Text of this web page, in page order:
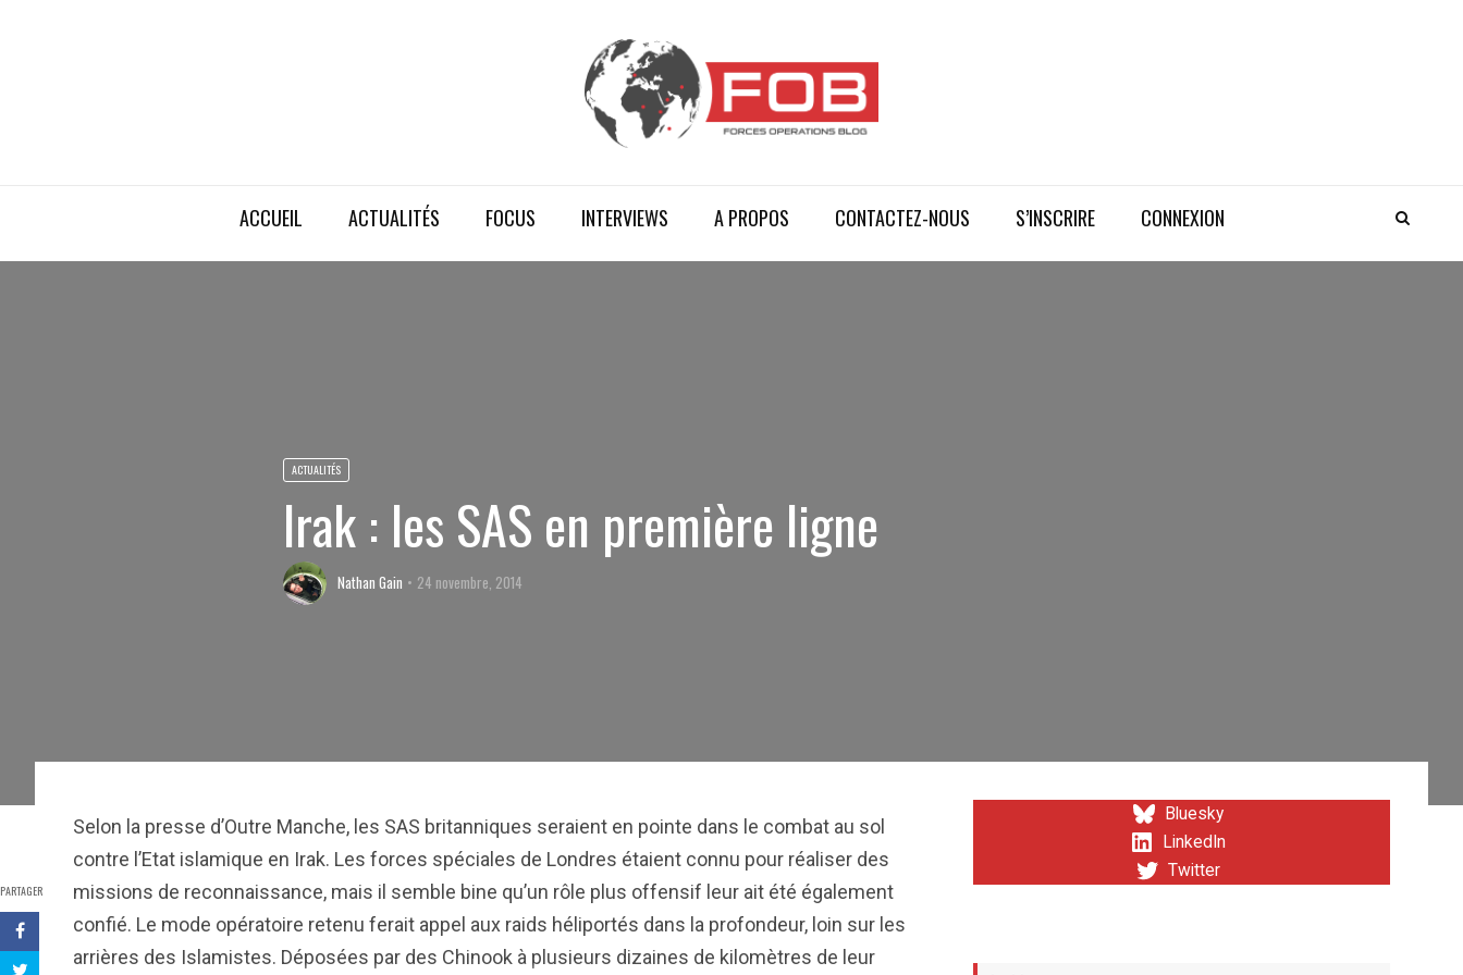
ACCUEIL ACTUALITÉS FOCUS INTERVIEWS A PROPOS CONTACTEZ-NOUS S’INSCRIRE CONNEXION
ACTUALITÉS
Irak : les SAS en première ligne
Nathan Gain 24 novembre, 2014
PARTAGER
Selon la presse d’Outre Manche, les SAS britanniques seraient en pointe dans le combat au sol
contre l’Etat islamique en Irak. Les forces spéciales de Londres étaient connu pour réaliser des
missions de reconnaissance, mais il semble bine qu’un rôle plus offensif leur ait été également
confié. Le mode opératoire retenu ferait appel aux raids héliportés dans la profondeur, loin sur les
arrières des Islamistes. Déposées par des Chinook à plusieurs dizaines de kilomètres de leur
Bluesky
LinkedIn
Twitter